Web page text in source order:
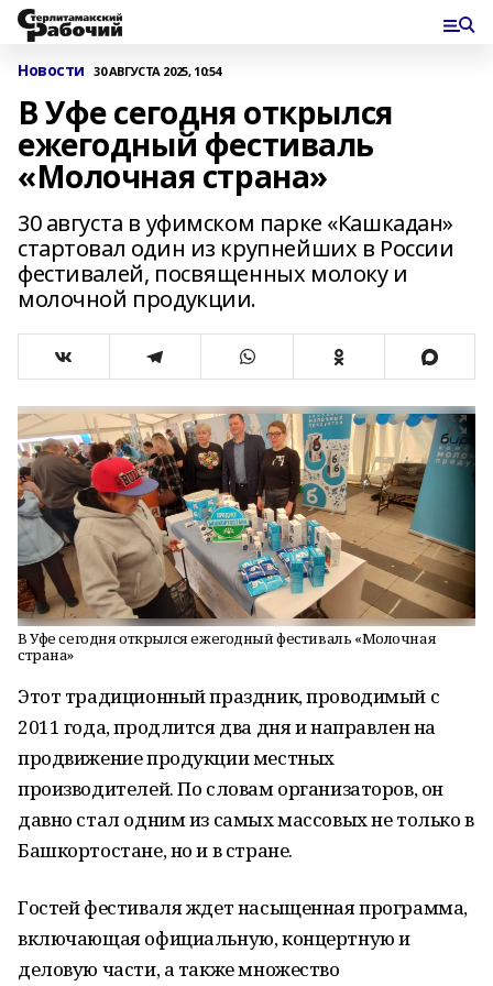
Новости 30 АВГУСТА 2025, 10:54
В Уфе сегодня открылся
ежегодный фестиваль
«Молочная страна»
30 августа в уфимском парке «Кашкадан»
стартовал один из крупнейших в России
фестивалей, посвященных молоку и
молочной продукции.
В Уфе сегодня открылся ежегодный фестиваль «Молочная
страна»
Этот традиционный праздник, проводимый с
2011 года, продлится два дня и направлен на
продвижение продукции местных
производителей. По словам организаторов, он
давно стал одним из самых массовых не только в
Башкортостане, но и в стране.
Гостей фестиваля ждет насыщенная программа,
включающая официальную, концертную и
деловую части, а также множество